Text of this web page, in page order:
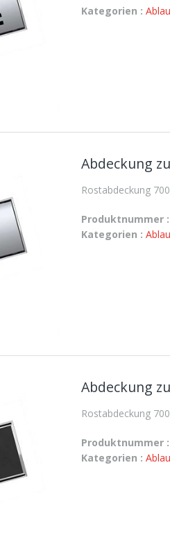
Kategorien :
Abdeckung
Rostabdeckung
Produktnummer :
Kategorien :
Abdeckung
Rostabdeckung
Produktnummer :
Kategorien :